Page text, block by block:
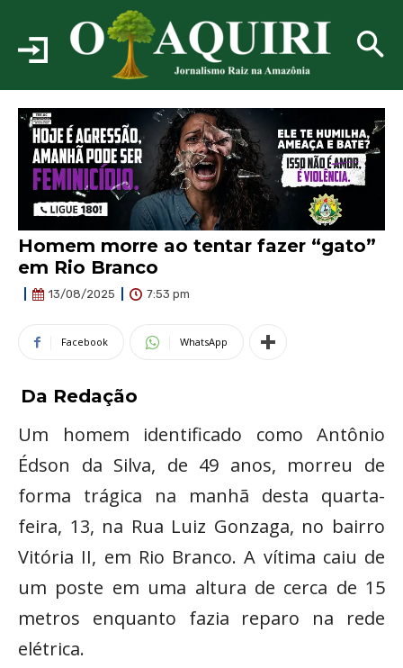
Homem morre ao tentar fazer “gato”
em Rio Branco
13/08/2025 7:53 pm
Facebook WhatsApp
Da Redação
Um homem identificado como Antônio
Édson da Silva, de 49 anos, morreu de
forma trágica na manhã desta quarta-
feira, 13, na Rua Luiz Gonzaga, no bairro
Vitória II, em Rio Branco. A vítima caiu de
um poste em uma altura de cerca de 15
metros enquanto fazia reparo na rede
elétrica.